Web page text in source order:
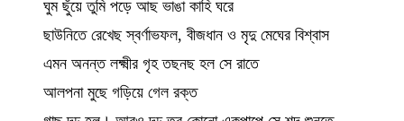
ঘুম ছুঁয়ে তুমি পড়ে আছ ভাঙা কাহি ঘরে
ছাউনিতে রেখেছ স্বর্ণাভফল, বীজধান ও মৃদু মেঘের বিশ্বাস
এমন অনন্ত লক্ষ্মীর গৃহ তছনছ হল সে রাতে
আলপনা মুছে গড়িয়ে গেল রক্ত